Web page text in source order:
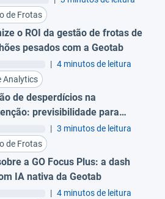
de Frotas
o ROI da gestão de frotas de
pesados com a Geotab
| 4 minutos de leitura
Analytics
de desperdícios na
previsibilidade para
trocas prematuras
| 3 minutos de leitura
de Frotas
a GO Focus Plus: a dash
IA nativa da Geotab
| 4 minutos de leitura